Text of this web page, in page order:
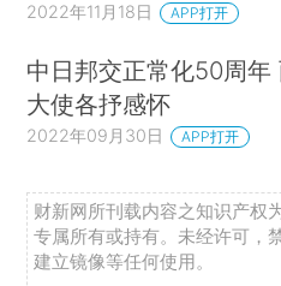
2022年11月18日 APP打开
中日邦交正常化50周年
大使各抒感怀
2022年09月30日 APP打开
财新网所刊载内容之知识产权
专属所有或持有。未经许可，
建立镜像等任何使用。